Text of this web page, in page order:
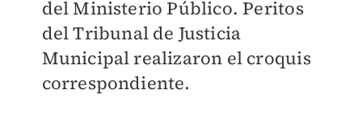
del Ministerio Público. Peritos
del Tribunal de Justicia
Municipal realizaron el croquis
correspondiente.